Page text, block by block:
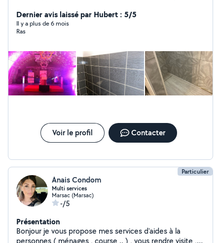
Rendre service Aime le bricolage Compétence en
électricité, pose de Placo, peinture
Dernier avis laissé par Hubert : 5/5
Il y a plus de 6 mois
Ras
Voir le profil Contacter
Particulier
Anais Condom
Multi services
Marsac (Marsac)
-/5
Présentation
Bonjour je vous propose mes services d'aides à la
personnes ( ménages , course .. ) , vous rendre visite ,